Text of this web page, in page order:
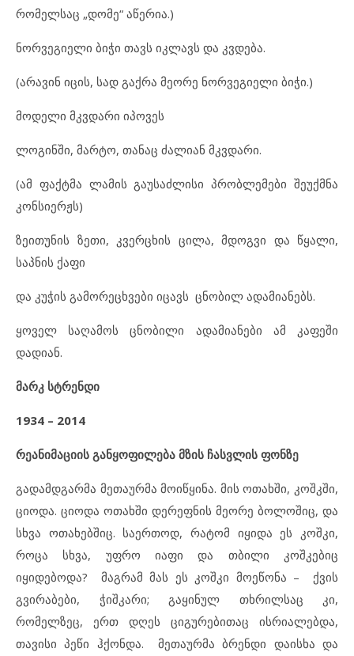
რომელსაც „დომე“ აწერია.)
ნორვეგიელი ბიჭი თავს იკლავს და კვდება.
(არავინ იცის, სად გაქრა მეორე ნორვეგიელი ბიჭი.)
მოდელი მკვდარი იპოვეს
ლოგინში, მარტო, თანაც ძალიან მკვდარი.
(ამ ფაქტმა ლამის გაუსაძლისი პრობლემები შეუქმნა
კონსიერჟს)
ზეითუნის ზეთი, კვერცხის ცილა, მდოგვი და წყალი,
საპნის ქაფი
და კუჭის გამორეცხვები იცავს ცნობილ ადამიანებს.
ყოველ საღამოს ცნობილი ადამიანები ამ კაფეში
დადიან.
მარკ სტრენდი
1934 – 2014
რეანიმაციის განყოფილება მზის ჩასვლის ფონზე
გადამდგარმა მეთაურმა მოიწყინა. მის ოთახში, კოშკში,
ციოდა. ციოდა ოთახში დერეფნის მეორე ბოლოშიც, და
სხვა ოთახებშიც. საერთოდ, რატომ იყიდა ეს კოშკი,
როცა სხვა, უფრო იაფი და თბილი კოშკებიც
იყიდებოდა? მაგრამ მას ეს კოშკი მოეწონა – ქვის
გვირაბები, ჭიშკარი; გაყინულ თხრილსაც კი,
რომელზეც, ერთ დღეს ციგურებითაც ისრიალებდა,
თავისი პეწი ჰქონდა. მეთაურმა ბრენდი დაისხა და